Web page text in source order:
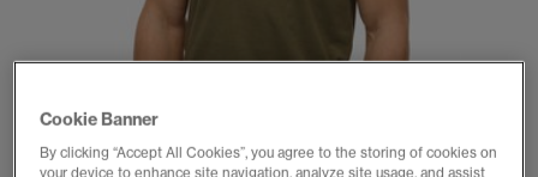
Cookie Banner
By clicking “Accept All Cookies”, you agree to the storing of cookies on